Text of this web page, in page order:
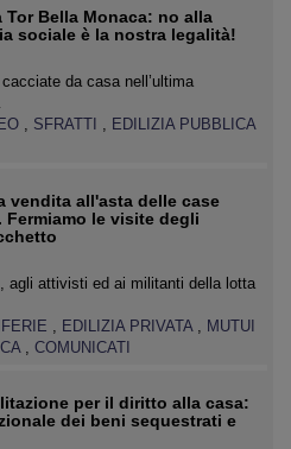
Tor Bella Monaca: no alla
sociale è la nostra legalità!
da casa nell’ultima
, SFRATTI , EDILIZIA PUBBLICA
vendita all'asta delle case
Fermiamo le visite degli
agli attivisti ed ai militanti della lotta
, EDILIZIA PRIVATA , MUTUI
, COMUNICATI
per il diritto alla casa:
dei beni sequestrati e